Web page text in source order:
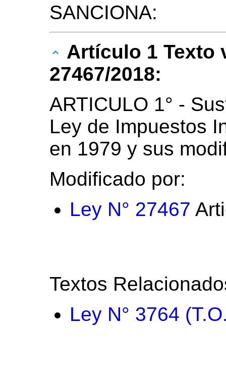
SANCIONA:
Artículo 1 Texto
27467/2018:
ARTICULO 1° -
Ley de Impuestos
en 1979 y sus
Modificado por:
Ley N° 27467
Textos
Ley N° 3764